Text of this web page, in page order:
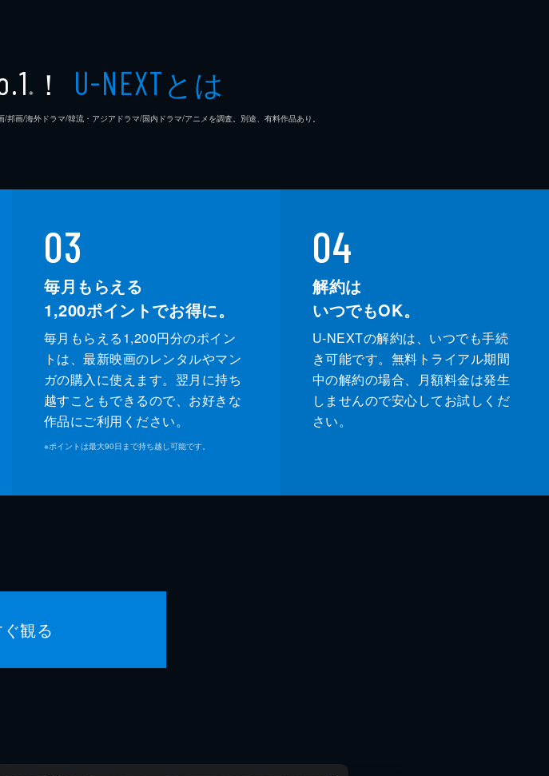
※ ！ U-NEXTとは
画/海外ドラマ/韓流・アジアドラマ/国内ドラマ/アニメを調査。別途、有料作品あり。
03
毎月もらえる
1,200ポイントでお得に。
毎月もらえる1,200円分のポイン
トは、最新映画のレンタルやマン
ガの購入に使えます。翌月に持ち
越すこともできるので、お好きな
作品にご利用ください。
※ポイントは最大90日まで持ち越し可能です。
04
解約は
いつでもOK。
U-NEXTの解約は、いつでも手続
き可能です。無料トライアル期間
中の解約の場合、月額料金は発生
しませんので安心してお試しくだ
さい。
観る